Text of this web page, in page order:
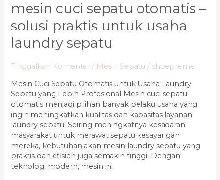
mesin cuci sepatu otomatis –
solusi praktis untuk usaha
laundry sepatu
Tinggalkan Komentar / Mesin Sepatu / shoepreme
Mesin Cuci Sepatu Otomatis untuk Usaha Laundry
Sepatu yang Lebih Profesional Mesin cuci sepatu
otomatis menjadi pilihan banyak pelaku usaha yang
ingin meningkatkan kualitas dan kapasitas layanan
laundry sepatu. Seiring meningkatnya kesadaran
masyarakat untuk merawat sepatu kesayangan
mereka, kebutuhan akan mesin laundry sepatu yang
praktis dan efisien juga semakin tinggi. Dengan
teknologi modern, mesin ini